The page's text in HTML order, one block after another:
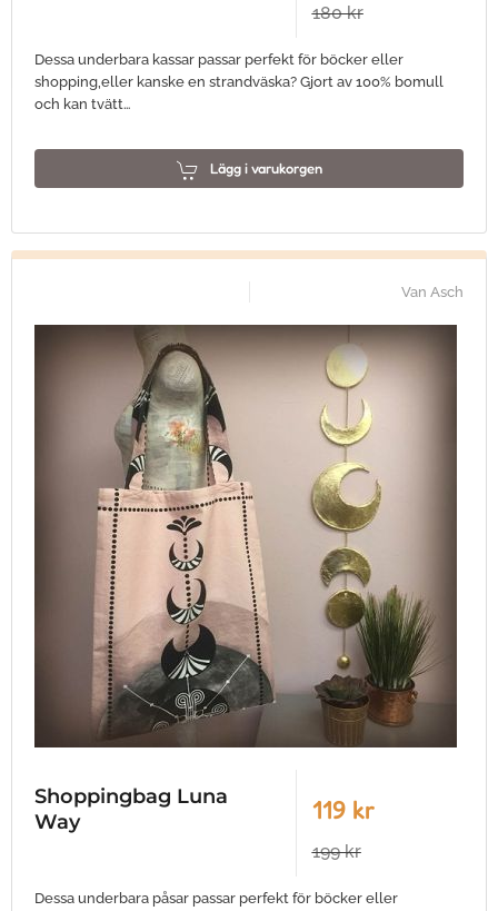
180 kr
Dessa underbara kassar passar perfekt för böcker eller
shopping,eller kanske en strandväska? Gjort av 100% bomull
och kan tvätt…
Lägg i varukorgen
Van Asch
Shoppingbag Luna
Way
119 kr
199 kr
Dessa underbara påsar passar perfekt för böcker eller